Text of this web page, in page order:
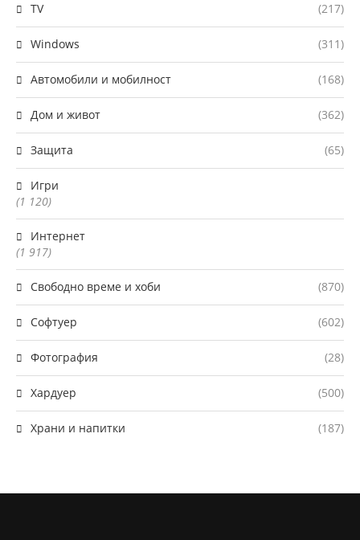
TV (217)
Windows (311)
Автомобили и мобилност (168)
Дом и живот (362)
Защита (65)
Игри
(1 120)
Интернет
(1 917)
Свободно време и хоби (870)
Софтуер (602)
Фотография (28)
Хардуер (500)
Храни и напитки (187)